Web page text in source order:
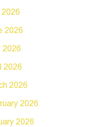
2026
2026
2026
2026
2026
2026
2026